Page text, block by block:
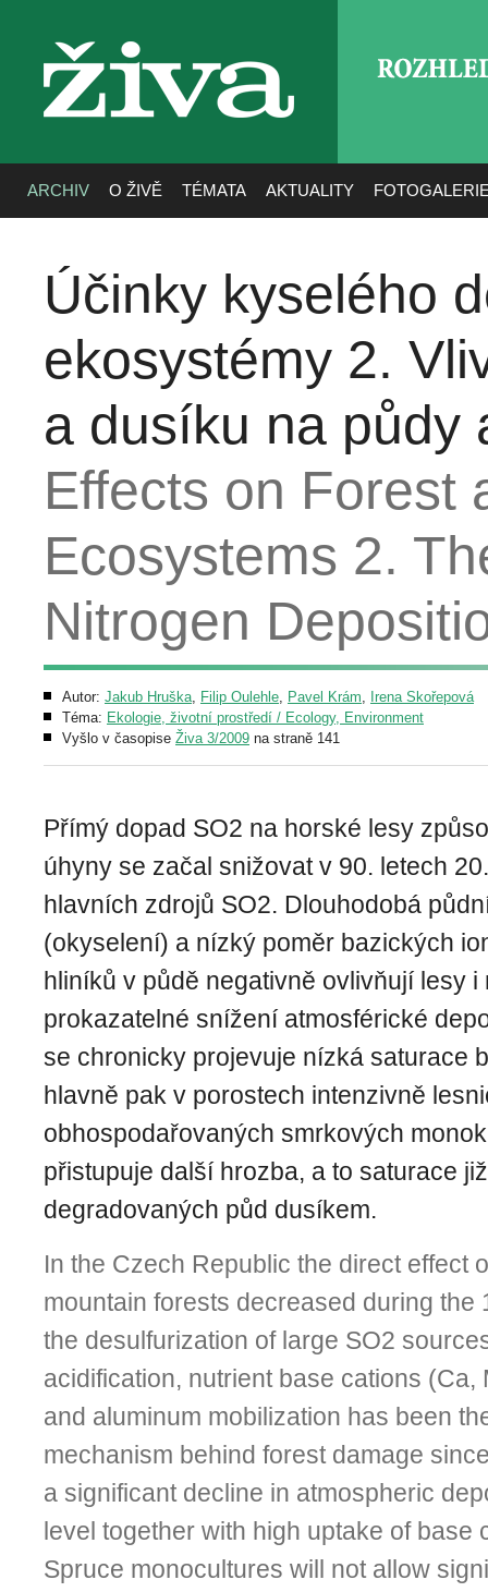
živa
ARCHIV O ŽIVĚ TÉMATA AKTUALITY
Účinky kyselého
ekosystémy 2.
a dusíku na půdy
Effects on Forest
Ecosystems 2.
Nitrogen
Autor: Jakub Hruška, Filip Oulehle, Pavel Krám, Irena Skořepová
Téma: Ekologie, životní prostředí / Ecology, Environment
Vyšlo v časopise Živa 3/2009 na straně 141
Přímý dopad SO2 na horské lesy
úhyny se začal snižovat v 90. letech
hlavních zdrojů SO2. Dlouhodobá
(okyselení) a nízký poměr bazických
hliníků v půdě negativně ovlivňují lesy i
prokazatelné snížení atmosférické
se chronicky projevuje nízká saturace
hlavně pak v porostech intenzivně
obhospodařovaných smrkových
přistupuje další hrozba, a to saturace
degradovaných půd dusíkem.
In the Czech Republic the direct effect
mountain forests decreased during the
the desulfurization of large SO2
acidification, nutrient base cations (Ca,
and aluminum mobilization has been
mechanism behind forest damage
a significant decline in atmospheric
level together with high uptake of base
Spruce monocultures will not allow